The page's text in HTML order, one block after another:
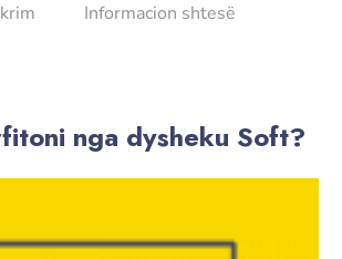
Informacion shtesë
nga dysheku Soft?​